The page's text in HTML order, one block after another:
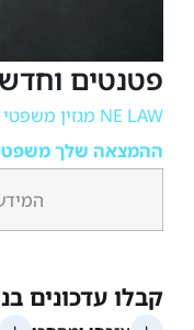
פטנטים
NE LAW מגזין משפטי מקוון
ההמצאה שלך